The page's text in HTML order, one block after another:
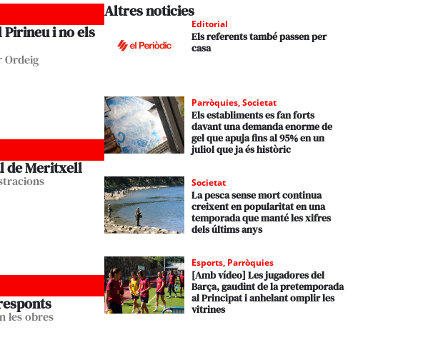
i no els
Ordeig
de Meritxell
les obres
Altres noticies
Editorial
Els referents també passen per
casa
Parròquies,Societat
Els establiments es fan forts
davant una demanda enorme de
gel que apuja fins al 95% en un
juliol que ja és històric
Societat
La pesca sense mort continua
creixent en popularitat en una
temporada que manté les xifres
dels últims anys
Esports, Parròquies
[Amb vídeo] Les jugadores del
Barça, gaudint de la pretemporada
al Principat i anhelant omplir les
vitrines